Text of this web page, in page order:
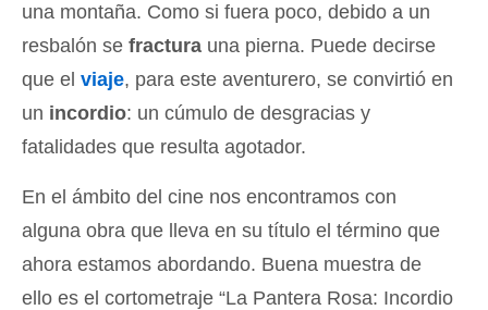
una montaña. Como si fuera poco, debido a un
resbalón se fractura una pierna. Puede decirse
que el viaje, para este aventurero, se convirtió en
un incordio: un cúmulo de desgracias y
fatalidades que resulta agotador.
En el ámbito del cine nos encontramos con
alguna obra que lleva en su título el término que
ahora estamos abordando. Buena muestra de
ello es el cortometraje “La Pantera Rosa: Incordio